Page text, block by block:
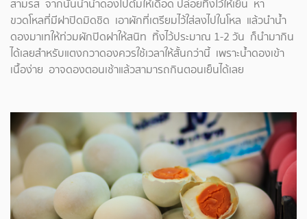
สามรส จากนั้นนำน้ำดองไปต้มให้เดือด ปล่อยทิ้งไว้ให้เย็น หา
ขวดโหลที่มีฝาปิดมิดชิด เอาผักที่เตรียมไว้ใส่ลงไปในโหล แล้วนำน้ำ
ดองมาเทให้ท่วมผักปิดฝาให้สนิท ทิ้งไว้ประมาณ 1-2 วัน ก็นำมากิน
ได้เลยสำหรับแตงกวาดองควรใช้เวลาให้สั้นกว่านี้ เพราะน้ำดองเข้า
เนื้อง่าย อาจดองตอนเช้าแล้วสามารถกินตอนเย็นได้เลย